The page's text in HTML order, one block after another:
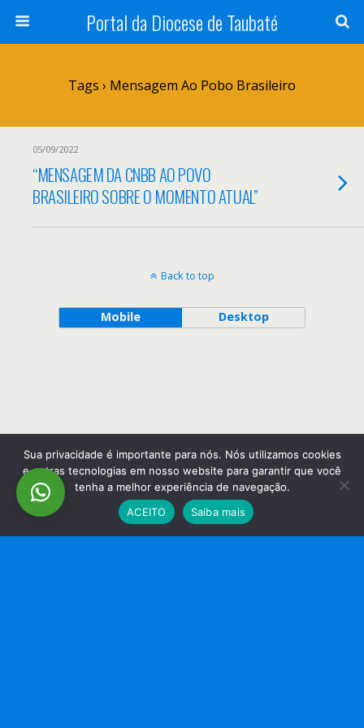
Portal da Diocese de Taubaté
Tags › Mensagem Ao Pobo Brasileiro
05/09/2022
“MENSAGEM DA CNBB AO POVO
BRASILEIRO SOBRE O MOMENTO ATUAL”
Back to top
Mobile Desktop
Sua privacidade é importante para nós. Nós utilizamos cookies
e outras tecnologias em nosso website para garantir que você
tenha a melhor experiência de navegação.
ACEITO
Saiba mais